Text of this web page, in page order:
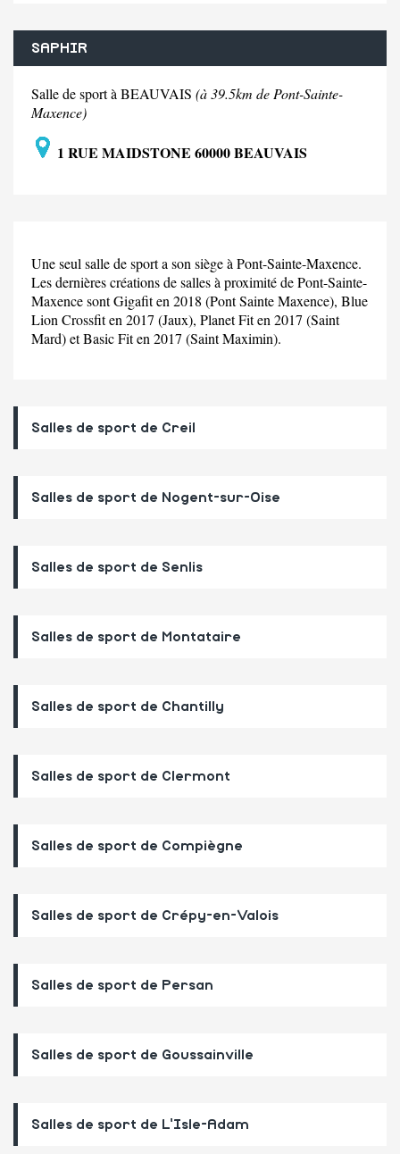
SAPHIR
Salle de sport à BEAUVAIS (à 39.5km de Pont-Sainte-
Maxence)
1 RUE MAIDSTONE 60000 BEAUVAIS
Une seul salle de sport a son siège à Pont-Sainte-Maxence.
Les dernières créations de salles à proximité de Pont-Sainte-
Maxence sont Gigafit en 2018 (Pont Sainte Maxence), Blue
Lion Crossfit en 2017 (Jaux), Planet Fit en 2017 (Saint
Mard) et Basic Fit en 2017 (Saint Maximin).
Salles de sport de Creil
Salles de sport de Nogent-sur-Oise
Salles de sport de Senlis
Salles de sport de Montataire
Salles de sport de Chantilly
Salles de sport de Clermont
Salles de sport de Compiègne
Salles de sport de Crépy-en-Valois
Salles de sport de Persan
Salles de sport de Goussainville
Salles de sport de L'Isle-Adam